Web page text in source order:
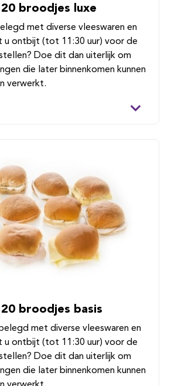
broodjes luxe
met diverse vleeswaren en
u ontbijt (tot 11:30 uur) voor de
Doe dit dan uiterlijk om
die later binnenkomen kunnen
verwerkt.
broodjes basis
met diverse vleeswaren en
u ontbijt (tot 11:30 uur) voor de
Doe dit dan uiterlijk om
die later binnenkomen kunnen